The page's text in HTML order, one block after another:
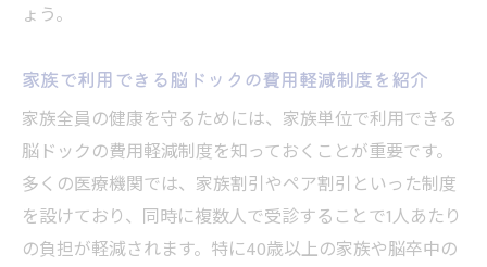
ょう。
家族で利用できる脳ドックの費用軽減制度を紹介
家族全員の健康を守るためには、家族単位で利用できる
脳ドックの費用軽減制度を知っておくことが重要です。
多くの医療機関では、家族割引やペア割引といった制度
を設けており、同時に複数人で受診することで1人あたり
の負担が軽減されます。特に40歳以上の家族や脳卒中の